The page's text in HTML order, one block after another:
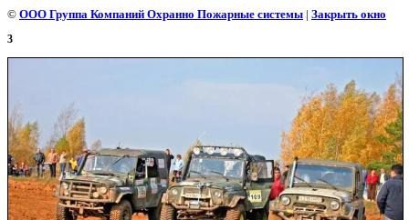
© ООО Группа Компаний Охранно Пожарные системы | Закрыть окно
3